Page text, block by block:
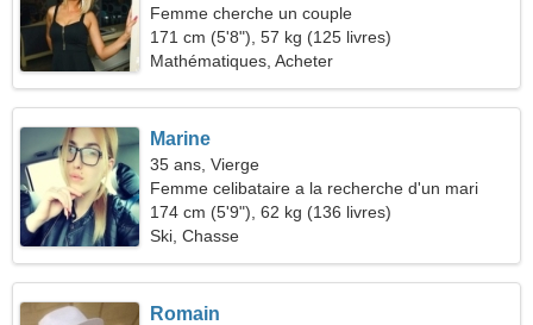
Femme cherche un couple
171 cm (5'8"), 57 kg (125 livres)
Mathématiques, Acheter
Marine
35 ans, Vierge
Femme celibataire a la recherche d'un mari
174 cm (5'9"), 62 kg (136 livres)
Ski, Chasse
Romain